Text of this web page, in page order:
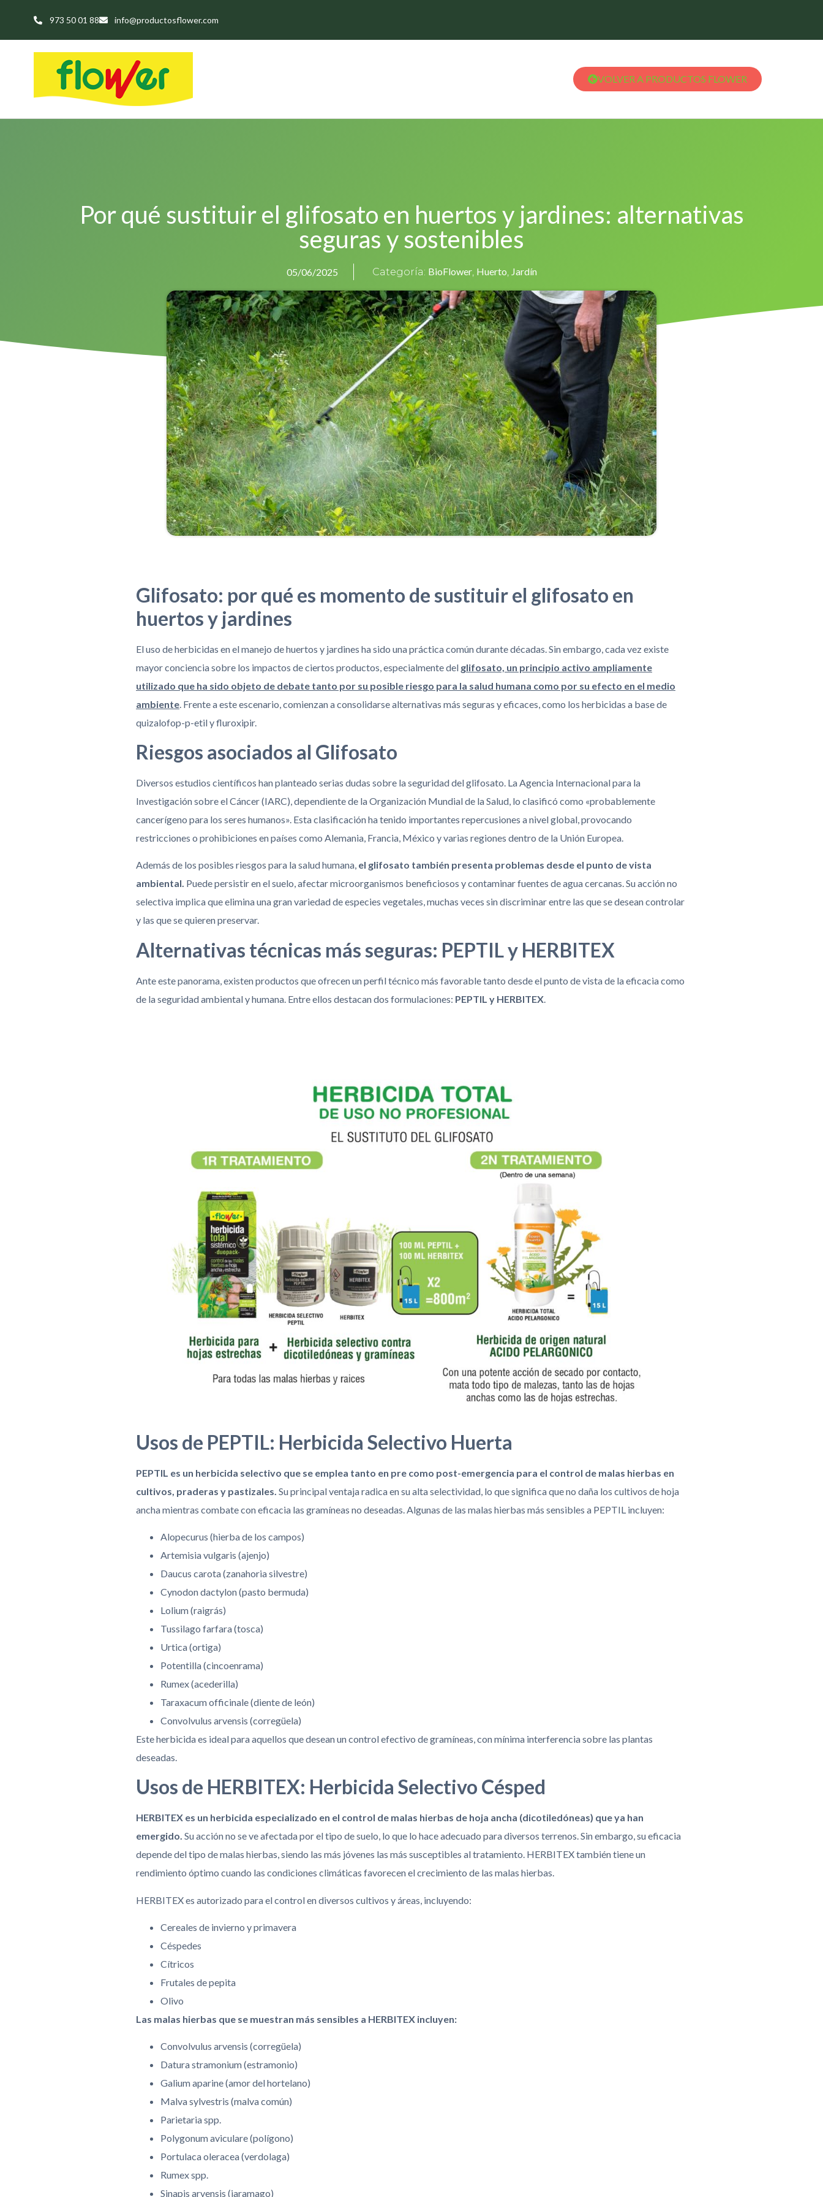
973 50 01 88 info@productosflower.com
VOLVER A PRODUCTOS FLOWER
Por qué sustituir el glifosato en huertos y jardines: alternativas
seguras y sostenibles
05/06/2025 Categoría: BioFlower, Huerto, Jardín
Glifosato: por qué es momento de sustituir el glifosato en
huertos y jardines
El uso de herbicidas en el manejo de huertos y jardines ha sido una práctica común durante décadas. Sin embargo, cada vez existe
mayor conciencia sobre los impactos de ciertos productos, especialmente del glifosato, un principio activo ampliamente
utilizado que ha sido objeto de debate tanto por su posible riesgo para la salud humana como por su efecto en el medio
ambiente . Frente a este escenario, comienzan a consolidarse alternativas más seguras y eficaces, como los herbicidas a base de
quizalofop-p-etil y fluroxipir.
Riesgos asociados al Glifosato
Diversos estudios científicos han planteado serias dudas sobre la seguridad del glifosato. La Agencia Internacional para la
Investigación sobre el Cáncer (IARC), dependiente de la Organización Mundial de la Salud, lo clasificó como «probablemente
cancerígeno para los seres humanos». Esta clasificación ha tenido importantes repercusiones a nivel global, provocando
restricciones o prohibiciones en países como Alemania, Francia, México y varias regiones dentro de la Unión Europea.
Además de los posibles riesgos para la salud humana, el glifosato también presenta problemas desde el punto de vista
ambiental. Puede persistir en el suelo, afectar microorganismos beneficiosos y contaminar fuentes de agua cercanas. Su acción no
selectiva implica que elimina una gran variedad de especies vegetales, muchas veces sin discriminar entre las que se desean controlar
y las que se quieren preservar.
Alternativas técnicas más seguras: PEPTIL y HERBITEX
Ante este panorama, existen productos que ofrecen un perfil técnico más favorable tanto desde el punto de vista de la eficacia como
de la seguridad ambiental y humana. Entre ellos destacan dos formulaciones: PEPTIL y HERBITEX
Usos de PEPTIL: Herbicida Selectivo Huerta
PEPTIL es un herbicida selectivo que se emplea tanto en pre como post-emergencia para el control de malas hierbas en
cultivos, praderas y pastizales. Su principal ventaja radica en su alta selectividad, lo que significa que no daña los cultivos de hoja
ancha mientras combate con eficacia las gramíneas no deseadas. Algunas de las malas hierbas más sensibles a PEPTIL incluyen:
Alopecurus (hierba de los campos)
Artemisia vulgaris (ajenjo)
Daucus carota (zanahoria silvestre)
Cynodon dactylon (pasto bermuda)
Lolium (raigrás)
Tussilago farfara (tosca)
Urtica (ortiga)
Potentilla (cincoenrama)
Rumex (acederilla)
Taraxacum officinale (diente de león)
Convolvulus arvensis (corregüela)
Este herbicida es ideal para aquellos que desean un control efectivo de gramíneas, con mínima interferencia sobre las plantas
deseadas.
Usos de HERBITEX: Herbicida Selectivo Césped
HERBITEX es un herbicida especializado en el control de malas hierbas de hoja ancha (dicotiledóneas) que ya han
emergido. Su acción no se ve afectada por el tipo de suelo, lo que lo hace adecuado para diversos terrenos. Sin embargo, su eficacia
depende del tipo de malas hierbas, siendo las más jóvenes las más susceptibles al tratamiento. HERBITEX también tiene un
rendimiento óptimo cuando las condiciones climáticas favorecen el crecimiento de las malas hierbas.
HERBITEX es autorizado para el control en diversos cultivos y áreas, incluyendo:
Cereales de invierno y primavera
Céspedes
Cítricos
Frutales de pepita
Olivo
Las malas hierbas que se muestran más sensibles a HERBITEX incluyen:
Convolvulus arvensis (corregüela)
Datura stramonium (estramonio)
Galium aparine (amor del hortelano)
Malva sylvestris (malva común)
Parietaria spp.
Polygonum aviculare (polígono)
Portulaca oleracea (verdolaga)
Rumex spp.
Sinapis arvensis (jaramago)